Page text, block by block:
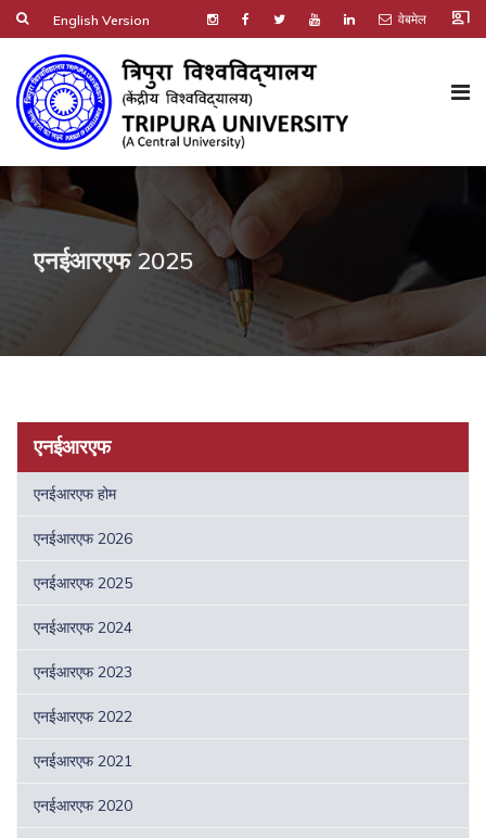
English Version वेबमेल co_present
एनईआरएफ 2025
एनईआरएफ
एनईआरएफ होम
एनईआरएफ 2026
एनईआरएफ 2025
एनईआरएफ 2024
एनईआरएफ 2023
एनईआरएफ 2022
एनईआरएफ 2021
एनईआरएफ 2020